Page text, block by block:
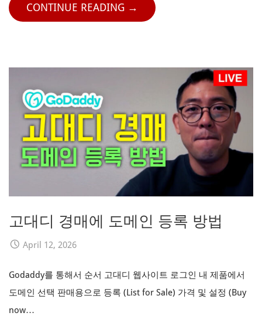
CONTINUE READING →
고대디 경매에 도메인 등록 방법
April 12, 2026
Godaddy를 통해서 순서 고대디 웹사이트 로그인 내 제품에서
도메인 선택 판매용으로 등록 (List for Sale) 가격 및 설정 (Buy
now…